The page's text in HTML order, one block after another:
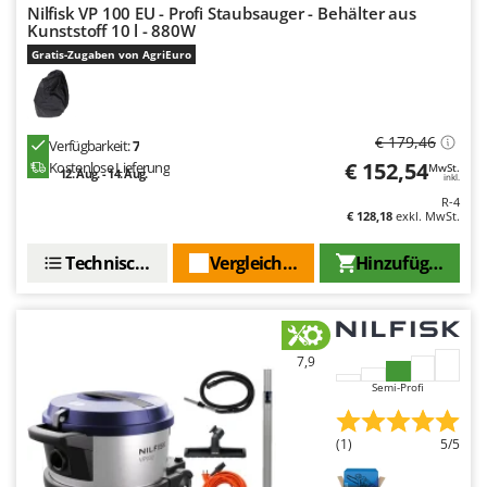
Nilfisk VP 100 EU - Profi Staubsauger - Behälter aus
Kunststoff 10 l - 880W
Gratis-Zugaben von AgriEuro
Verfügbarkeit:7
Kostenlose Lieferung
12. Aug. - 14. Aug.
€ 179,46
€ 152,54MwSt.
inkl.
R-4
€ 128,18 exkl. MwSt.
Hinzufügen
Vergleichen Sie
Technische Daten
7,9
Semi-Profi
(1) 5/5